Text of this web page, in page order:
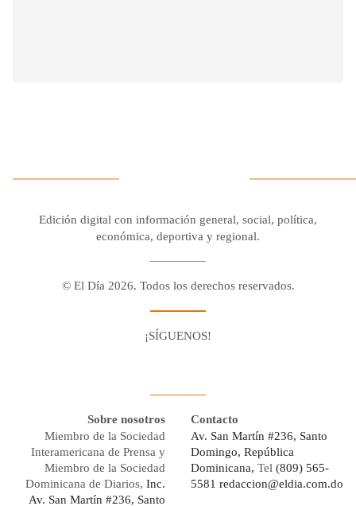
Edición digital con información general, social, política,
económica, deportiva y regional.
© El Día 2026. Todos los derechos reservados.
¡SÍGUENOS!
Sobre nosotros
Miembro de la Sociedad
Interamericana de Prensa y
Miembro de la Sociedad
Dominicana de Diarios, Inc.
Av. San Martín #236, Santo
Contacto
Av. San Martín #236, Santo
Domingo, República
Dominicana, Tel (809) 565-
5581 redaccion@eldia.com.do